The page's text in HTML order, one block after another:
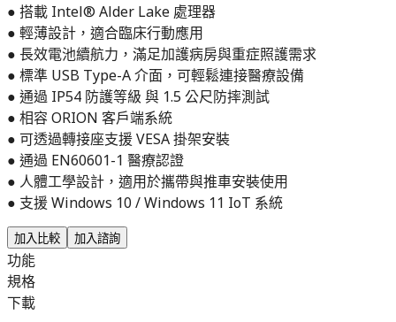
● 搭載 Intel® Alder Lake 處理器
● 輕薄設計，適合臨床行動應用
● 長效電池續航力，滿足加護病房與重症照護需求
● 標準 USB Type-A 介面，可輕鬆連接醫療設備
● 通過 IP54 防護等級 與 1.5 公尺防摔測試
● 相容 ORION 客戶端系統
● 可透過轉接座支援 VESA 掛架安裝
● 通過 EN60601-1 醫療認證
● 人體工學設計，適用於攜帶與推車安裝使用
● 支援 Windows 10 / Windows 11 IoT 系統
加入比較 加入諮詢
功能
規格
下載